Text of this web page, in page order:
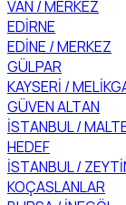
VAN / MERKEZ
EDİRNE
EDİNE / MERKEZ
GÜLPAR
KAYSERİ /
GÜVEN ALTAN
İSTANBUL /
HEDEF
İSTANBUL /
KOÇASLANLAR